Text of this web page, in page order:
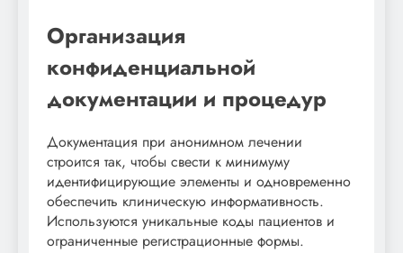
Организация
конфиденциальной
документации и процедур
Документация при анонимном лечении
строится так, чтобы свести к минимуму
идентифицирующие элементы и одновременно
обеспечить клиническую информативность.
Используются уникальные коды пациентов и
ограниченные регистрационные формы.